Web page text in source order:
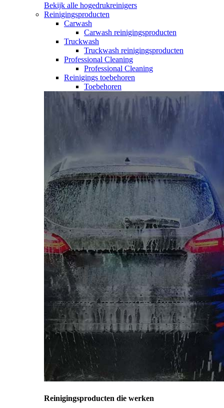
Bekijk alle hogedrukreinigers
Reinigingsproducten
Carwash
Carwash reinigingsproducten
Truckwash
Truckwash reinigingsproducten
Professional Cleaning
Professional Cleaning
Reinigings toebehoren
Toebehoren
Reinigingsproducten die werken